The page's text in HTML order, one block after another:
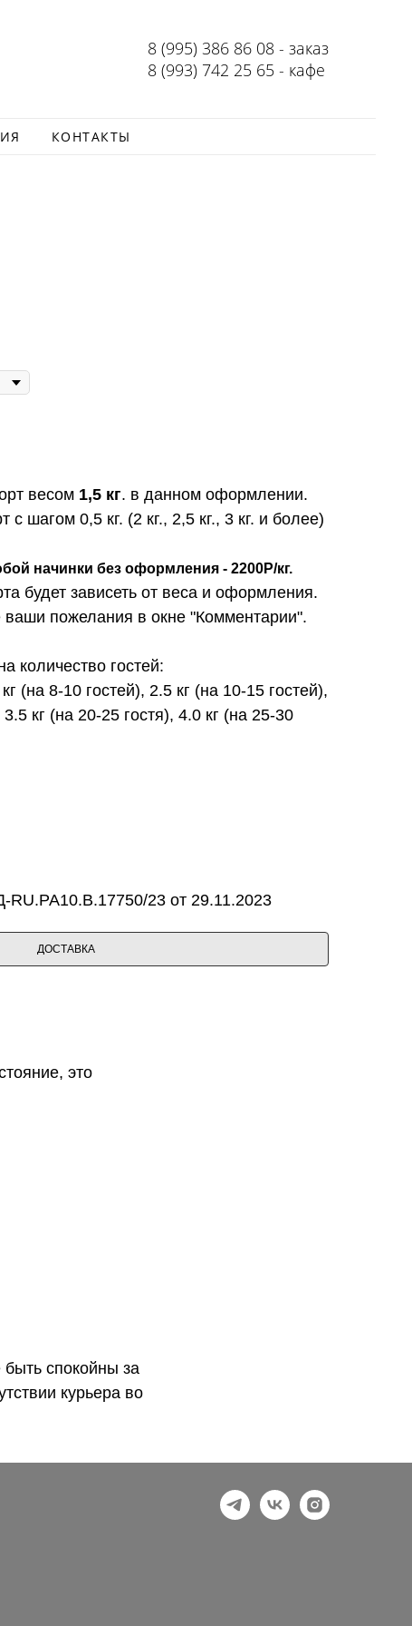
8 (995) 386 86 08 - заказ
8 (993) 742 25 65 - кафе
КОНТАКТЫ
весом 1,5 кг. в данном оформлении.
с шагом 0,5 кг. (2 кг., 2,5 кг., 3 кг. и более)
начинки без оформления - 2200Р/кг.
будет зависеть от веса и оформления.
ваши пожелания в окне "Комментарии".
количество гостей:
(на 8-10 гостей), 2.5 кг (на 10-15 гостей),
кг (на 20-25 гостя), 4.0 кг (на 25-30
23 от 29.11.2023
ДОСТАВКА
это
спокойны за
курьера во